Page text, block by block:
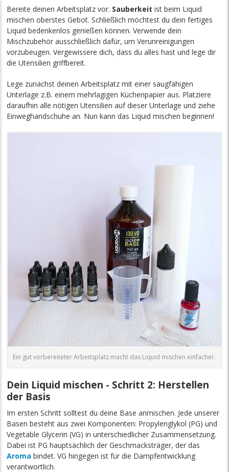
Bereite deinen Arbeitsplatz vor. Sauberkeit ist beim Liquid
mischen oberstes Gebot. Schließlich möchtest du dein fertiges
Liquid bedenkenlos genießen können. Verwende dein
Mischzubehör ausschließlich dafür, um Verunreinigungen
vorzubeugen. Vergewissere dich, dass du alles hast und lege dir
die Utensilien griffbereit.
Lege zunächst deinen Arbeitsplatz mit einer saugfähigen
Unterlage z.B. einem mehrlagigen Küchenpapier aus. Platziere
daraufhin alle nötigen Utensilien auf dieser Unterlage und ziehe
Einweghandschuhe an. Nun kann das Liquid mischen beginnen!
Ein gut vorbereiteter Arbeitsplatz macht das Liquid mischen einfacher.
Dein Liquid mischen - Schritt 2: Herstellen
der Basis
Im ersten Schritt solltest du deine Base anmischen. Jede unserer
Basen besteht aus zwei Komponenten: Propylenglykol (PG) und
Vegetable Glycerin (VG) in unterschiedlicher Zusammensetzung.
Dabei ist PG hauptsächlich der Geschmacksträger, der das
Aroma bindet. VG hingegen ist für die Dampfentwicklung
verantwortlich.